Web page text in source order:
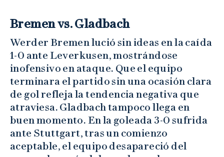
Bremen vs. Gladbach
Werder Bremen lució sin ideas en la caída
1-0 ante Leverkusen, mostrándose
inofensivo en ataque. Que el equipo
terminara el partido sin una ocasión clara
de gol refleja la tendencia negativa que
atraviesa. Gladbach tampoco llega en
buen momento. En la goleada 3-0 sufrida
ante Stuttgart, tras un comienzo
aceptable, el equipo desapareció del